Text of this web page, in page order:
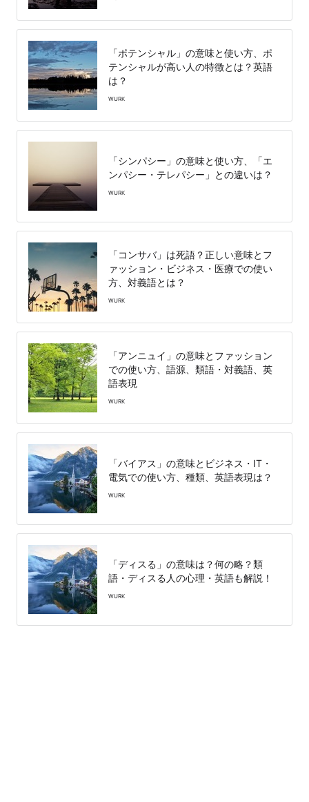
「ポテンシャル」の意味と使い方、ポ
テンシャルが高い人の特徴とは？英語
は？
WURK
「シンパシー」の意味と使い方、「エ
ンパシー・テレパシー」との違いは？
WURK
「コンサバ」は死語？正しい意味とフ
ァッション・ビジネス・医療での使い
方、対義語とは？
WURK
「アンニュイ」の意味とファッション
での使い方、語源、類語・対義語、英
語表現
WURK
「バイアス」の意味とビジネス・IT・
電気での使い方、種類、英語表現は？
WURK
「ディスる」の意味は？何の略？類
語・ディスる人の心理・英語も解説！
WURK